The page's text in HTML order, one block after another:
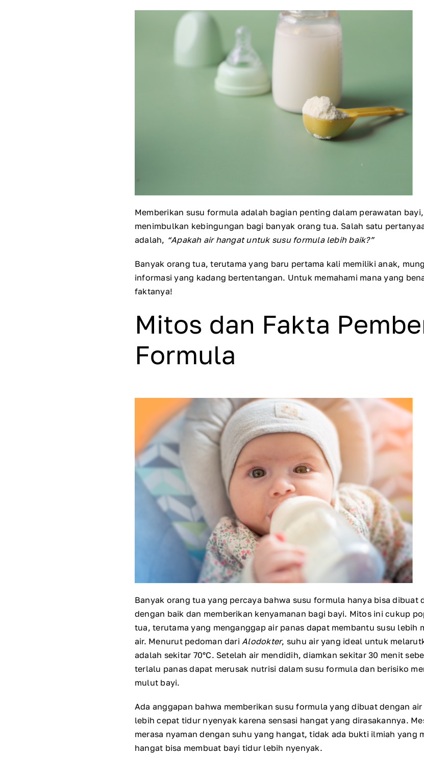
Memberikan susu formula adalah bagian penting dalam perawatan
menimbulkan kebingungan bagi banyak orang tua. Salah satu
adalah, “Apakah air hangat untuk susu formula lebih baik?”
Banyak orang tua, terutama yang baru pertama kali memiliki anak,
informasi yang kadang bertentangan. Untuk memahami mana yang
faktanya!
Mitos dan Fakta
Formula
Banyak orang tua yang percaya bahwa susu formula hanya bisa dibuat
dengan baik dan memberikan kenyamanan bagi bayi. Mitos ini cukup
tua, terutama yang menganggap air panas dapat membantu susu lebih
air. Menurut pedoman dariAlodokter, suhu air yang ideal untuk
adalah sekitar 70°C. Setelah air mendidih, diamkan sekitar 30 menit
terlalu panas dapat merusak nutrisi dalam susu formula dan berisiko
mulut bayi.
Ada anggapan bahwa memberikan susu formula yang dibuat dengan
lebih cepat tidur nyenyak karena sensasi hangat yang dirasakannya.
merasa nyaman dengan suhu yang hangat, tidak ada bukti ilmiah yang
hangat bisa membuat bayi tidur lebih nyenyak.